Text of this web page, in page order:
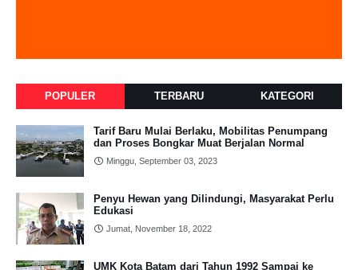
POPULER TERBARU KATEGORI
Tarif Baru Mulai Berlaku, Mobilitas Penumpang
dan Proses Bongkar Muat Berjalan Normal
Minggu, September 03, 2023
Penyu Hewan yang Dilindungi, Masyarakat Perlu
Edukasi
Jumat, November 18, 2022
UMK Kota Batam dari Tahun 1992 Sampai ke